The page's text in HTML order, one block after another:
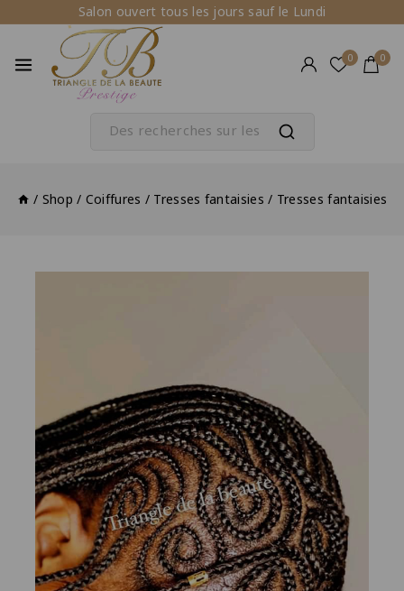
Salon ouvert tous les jours sauf le Lundi
0 0
/ Shop / Coiffures / Tresses fantaisies / Tresses fantaisies